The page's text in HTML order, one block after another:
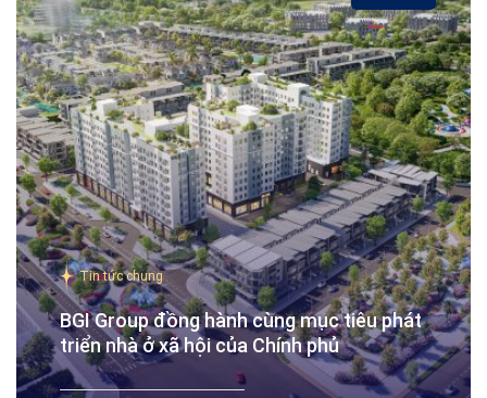
Tin tức chung
BGI Group đồng hành cùng mục tiêu phát
triển nhà ở xã hội của Chính phủ